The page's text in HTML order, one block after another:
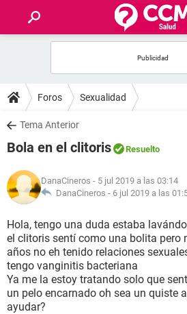
FOROS
SALUD
NUTRICIÓN
BIENESTAR
SEXUALIDAD
GLOSARIO
Foros Sexualidad
Tema Anterior
Bola en el clitoris Resuelto
DanaCineros - 5 jul 2019 a las 03:14
DanaCineros - 6 jul 2019 a las
Hola, tengo una duda estaba
el clitoris sentí como una bolita pero
años no eh tenido relaciones
tengo vanginitis bacteriana
Ya me la estoy tratando solo que
un pelo encarnado oh sea un quiste
ayudar?